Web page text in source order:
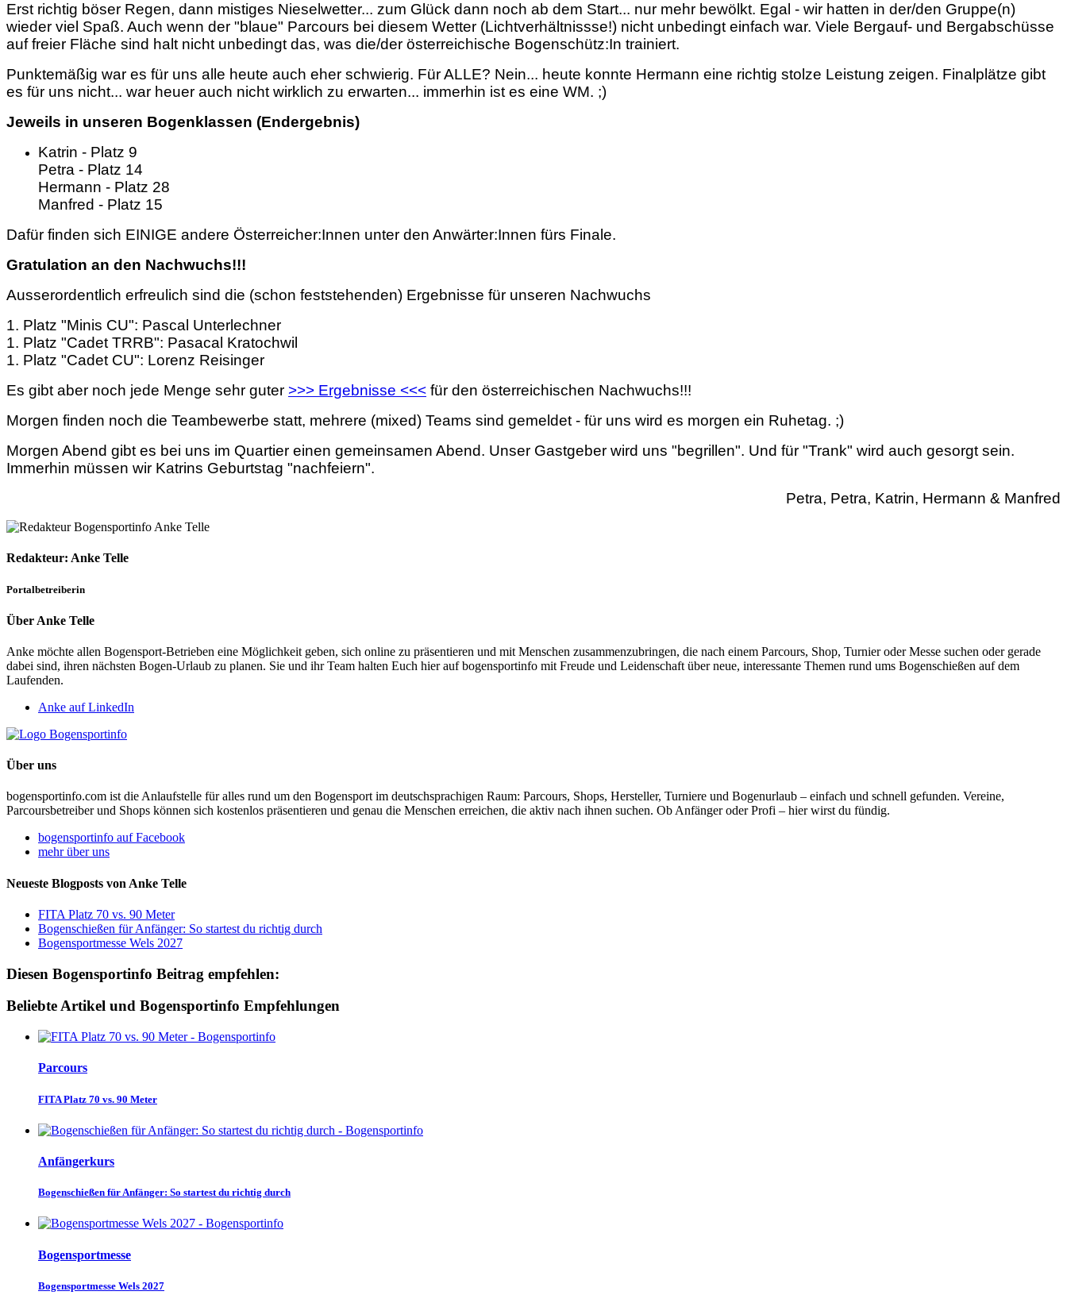
Erst richtig böser Regen, dann mistiges Nieselwetter... zum Glück dann noch ab dem Start... nur mehr bewölkt. Egal - wir hatten in der/den Gruppe(n)
wieder viel Spaß. Auch wenn der "blaue" Parcours bei diesem Wetter (Lichtverhältnissse!) nicht unbedingt einfach war. Viele Bergauf- und Bergabschüsse
auf freier Fläche sind halt nicht unbedingt das, was die/der österreichische Bogenschütz:In trainiert.
Punktemäßig war es für uns alle heute auch eher schwierig. Für ALLE? Nein... heute konnte Hermann eine richtig stolze Leistung zeigen. Finalplätze gibt
es für uns nicht... war heuer auch nicht wirklich zu erwarten... immerhin ist es eine WM. ;)
Jeweils in unseren Bogenklassen (Endergebnis)
Katrin - Platz 9
Petra - Platz 14
Hermann - Platz 28
Manfred - Platz 15
Dafür finden sich EINIGE andere Österreicher:Innen unter den Anwärter:Innen fürs Finale.
Gratulation an den Nachwuchs!!!
Ausserordentlich erfreulich sind die (schon feststehenden) Ergebnisse für unseren Nachwuchs
1. Platz "Minis CU": Pascal Unterlechner
1. Platz "Cadet TRRB": Pasacal Kratochwil
1. Platz "Cadet CU": Lorenz Reisinger
Es gibt aber noch jede Menge sehr guter >>> Ergebnisse <<< für den österreichischen Nachwuchs!!!
Morgen finden noch die Teambewerbe statt, mehrere (mixed) Teams sind gemeldet - für uns wird es morgen ein Ruhetag. ;)
Morgen Abend gibt es bei uns im Quartier einen gemeinsamen Abend. Unser Gastgeber wird uns "begrillen". Und für "Trank" wird auch gesorgt sein.
Immerhin müssen wir Katrins Geburtstag "nachfeiern".
Petra, Petra, Katrin, Hermann & Manfred
Redakteur: Anke Telle
Portalbetreiberin
Über Anke Telle
Anke möchte allen Bogensport-Betrieben eine Möglichkeit geben, sich online zu präsentieren und mit Menschen zusammenzubringen, die nach einem Parcours, Shop, Turnier oder Messe suchen oder gerade
dabei sind, ihren nächsten Bogen-Urlaub zu planen. Sie und ihr Team halten Euch hier auf bogensportinfo mit Freude und Leidenschaft über neue, interessante Themen rund ums Bogenschießen auf dem
Laufenden.
Anke auf LinkedIn
Über uns
bogensportinfo.com ist die Anlaufstelle für alles rund um den Bogensport im deutschsprachigen Raum: Parcours, Shops, Hersteller, Turniere und Bogenurlaub – einfach und schnell gefunden. Vereine,
Parcoursbetreiber und Shops können sich kostenlos präsentieren und genau die Menschen erreichen, die aktiv nach ihnen suchen. Ob Anfänger oder Profi – hier wirst du fündig.
bogensportinfo auf Facebook
mehr über uns
Neueste Blogposts von Anke Telle
FITA Platz 70 vs. 90 Meter
Bogenschießen für Anfänger: So startest du richtig durch
Bogensportmesse Wels 2027
Diesen Bogensportinfo Beitrag empfehlen:
Beliebte Artikel und Bogensportinfo Empfehlungen
Parcours
FITA Platz 70 vs. 90 Meter
Anfängerkurs
Bogenschießen für Anfänger: So startest du richtig durch
Bogensportmesse
Bogensportmesse Wels 2027